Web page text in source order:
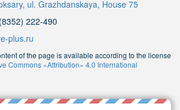
ul. Grazhdanskaya, House 75
222-490
plus.ru
of the page is available according to the license
Commons «Attribution» 4.0 International